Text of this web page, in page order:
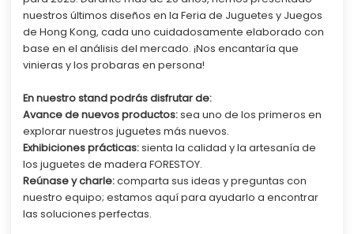
nuestros últimos diseños en la Feria de Juguetes y Juegos
de Hong Kong, cada uno cuidadosamente elaborado con
base en el análisis del mercado. ¡Nos encantaría que
vinieras y los probaras en persona!
En nuestro stand podrás disfrutar de:
Avance de nuevos productos:sea uno de los primeros en
explorar nuestros juguetes más nuevos.
Exhibiciones prácticas:sienta la calidad y la artesanía de
los juguetes de madera FORESTOY.
Reúnase y charle:comparta sus ideas y preguntas con
nuestro equipo; estamos aquí para ayudarlo a encontrar
las soluciones perfectas.